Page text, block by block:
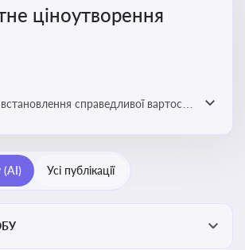
ціноутворення
справедливої вартості
(AI) Усі публікації